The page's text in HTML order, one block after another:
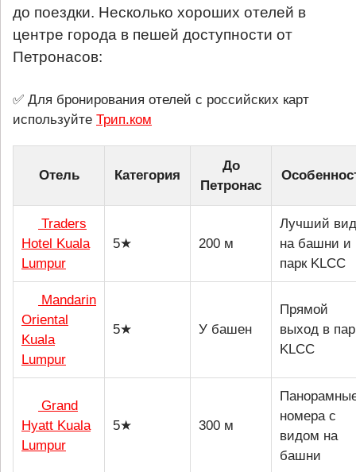
до поездки. Несколько хороших отелей в
центре города в пешей доступности от
Петронасов:
✅ Для бронирования отелей с российских карт
используйте Трип.ком
Отель Категория
До
Петронас
Traders
Hotel Kuala
Lumpur
5★ 200 м
Лучший вид
на башни и
парк KLCC
Mandarin
Oriental
Kuala
Lumpur
5★ У башен
Прямой
выход в
KLCC
Grand
Hyatt Kuala
Lumpur
5★ 300 м
номера с
видом на
башни